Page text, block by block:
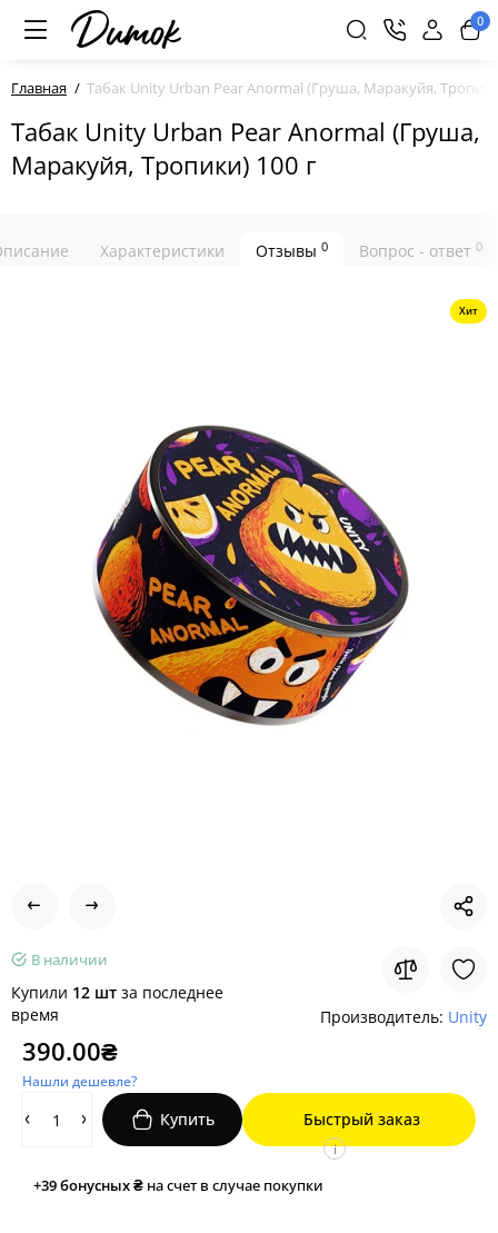
0
Главная Табак Unity Urban Pear Anormal (Груша, Маракуйя,
Табак Unity Urban Pear Anormal (Груша,
Маракуйя, Тропики) 100 г
Характеристики Отзывы 0 Вопрос - ответ 0
Хит
В наличии
Купили 12 шт за последнее
время
Производитель: Unity
390.00₴
Нашли дешевле?
Купить Быстрый заказ
+39бонусных ₴ на счет в случае покупки
i